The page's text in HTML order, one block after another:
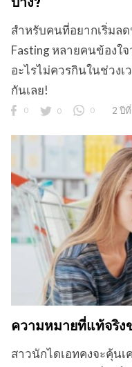
สำหรับคนที่อยากเริ่มล
Fasting หลายคนข้องใ
อะไรไม่ควรกินในช่วง
กันเลย!
0 0 0 2 ปี
ความหมายที่แท้จริง
สาวนักไดเอทคงจะคุ้น